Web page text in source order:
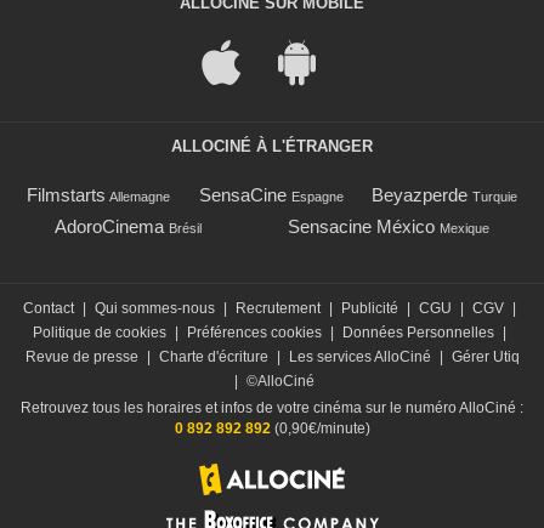
ALLOCINÉ À L'ÉTRANGER
Filmstarts Allemagne SensaCine Espagne Beyazperde Turquie
AdoroCinema Brésil Sensacine México Mexique
Contact Qui sommes-nous Recrutement Publicité CGU CGV
Politique de cookies
Préférences cookies Données Personnelles
Revue de presse
Charte d'écriture Les services AlloCiné
Gérer Utiq
©AlloCiné
Retrouvez tous les horaires et infos de votre cinéma sur le numéro AlloCiné :
0 892 892 892(0,90€/minute)